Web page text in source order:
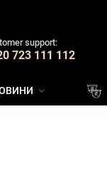
support:
723 111 112